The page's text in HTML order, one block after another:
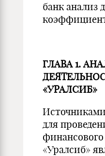
банк анализ
ГЛАВА 1.
«УРАЛСИБ»
для
«Уралсиб»